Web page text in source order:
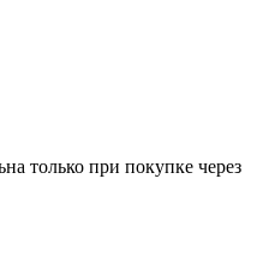
только при покупке через